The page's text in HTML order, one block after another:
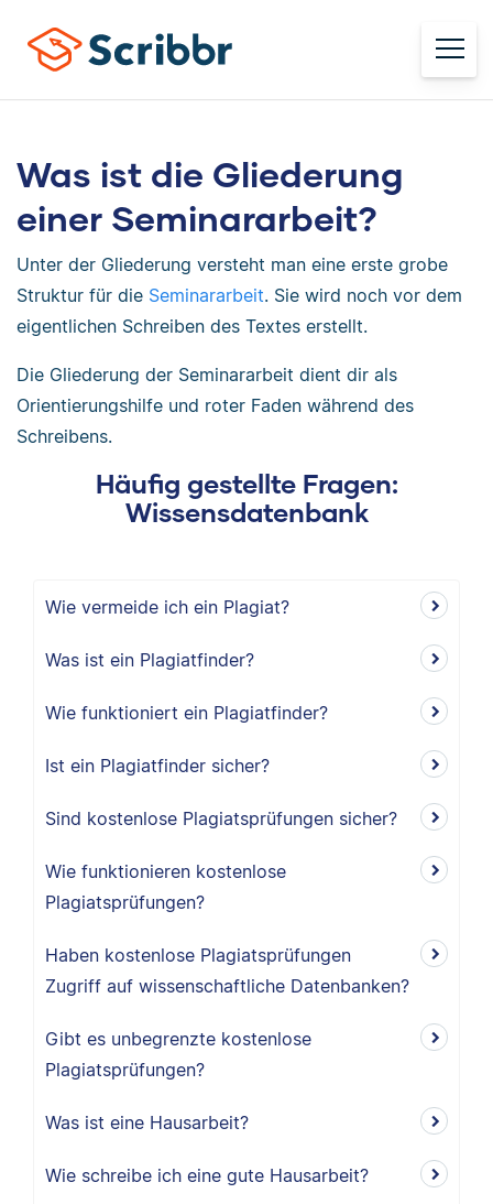
Was ist die Gliederung
einer Seminararbeit?
Unter der Gliederung versteht man eine erste grobe
Struktur für die Seminararbeit. Sie wird noch vor dem
eigentlichen Schreiben des Textes erstellt.
Die Gliederung der Seminararbeit dient dir als
Orientierungshilfe und roter Faden während des
Schreibens.
Häufig gestellte Fragen:
Wissensdatenbank
Wie vermeide ich ein Plagiat?
Was ist ein Plagiatfinder?
Wie funktioniert ein Plagiatfinder?
Ist ein Plagiatfinder sicher?
Sind kostenlose Plagiatsprüfungen sicher?
Wie funktionieren kostenlose
Plagiatsprüfungen?
Haben kostenlose Plagiatsprüfungen
Zugriff auf wissenschaftliche Datenbanken?
Gibt es unbegrenzte kostenlose
Plagiatsprüfungen?
Was ist eine Hausarbeit?
Wie schreibe ich eine gute Hausarbeit?